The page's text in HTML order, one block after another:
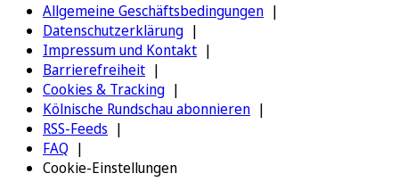
Allgemeine Geschäftsbedingungen
Datenschutzerklärung
Impressum und Kontakt
Barrierefreiheit
Cookies & Tracking
Kölnische Rundschau abonnieren
RSS-Feeds
FAQ
Cookie-Einstellungen